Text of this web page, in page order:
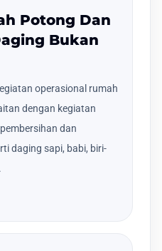
Potong Dan
Bukan
operasional rumah
dengan kegiatan
dan
daging sapi, babi, biri-